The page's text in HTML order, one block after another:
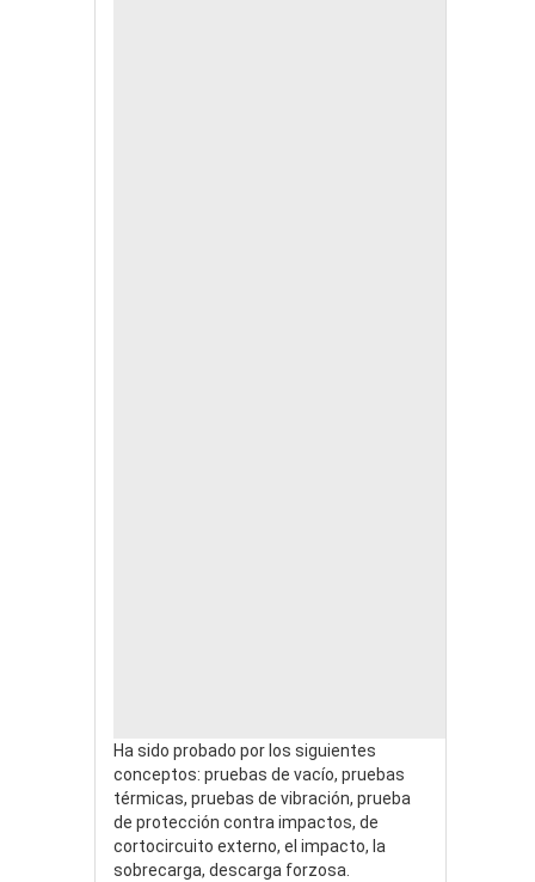
Ha sido probado por los siguientes
conceptos: pruebas de vacío, pruebas
térmicas, pruebas de vibración, prueba
de protección contra impactos, de
cortocircuito externo, el impacto, la
sobrecarga, descarga forzosa.